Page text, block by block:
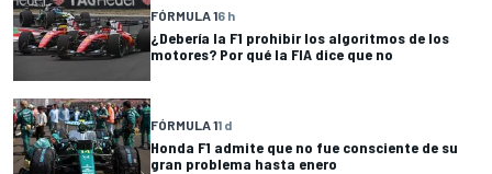
FÓRMULA 16 h
¿Debería la F1 prohibir los algoritmos de los
motores? Por qué la FIA dice que no
FÓRMULA 11 d
Honda F1 admite que no fue consciente de su
gran problema hasta enero